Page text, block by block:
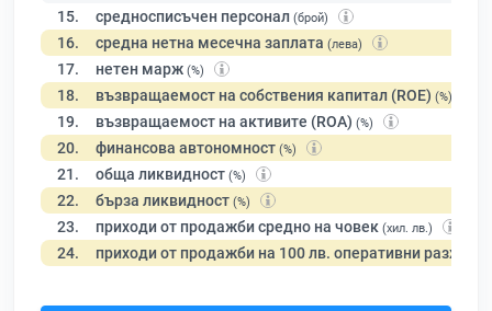
15. средносписъчен персонал (брой)
16. средна нетна месечна заплата (лева)
17. нетен марж (%)
18. възвращаемост на собствения капитал (ROE) (%)
19. възвращаемост на активите (ROA) (%)
20. финансова автономност (%)
21. обща ликвидност (%)
22. бърза ликвидност (%)
23. приходи от продажби средно на човек (хил. лв.)
24. приходи от продажби на 100 лв. оперативни разходи